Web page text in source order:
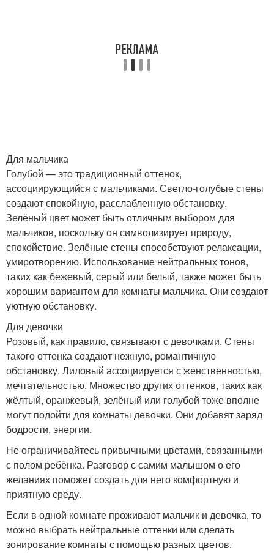
Для мальчика
Голубой — это традиционный оттенок,
ассоциирующийся с мальчиками. Светло-голубые стены
создают спокойную, расслабленную обстановку.
Зелёный цвет может быть отличным выбором для
мальчиков, поскольку он символизирует природу,
спокойствие. Зелёные стены способствуют релаксации,
умиротворению. Использование нейтральных тонов,
таких как бежевый, серый или белый, также может быть
хорошим вариантом для комнаты мальчика. Они создают
уютную обстановку.
Для девочки
Розовый, как правило, связывают с девочками. Стены
такого оттенка создают нежную, романтичную
обстановку. Лиловый ассоциируется с женственностью,
мечтательностью. Множество других оттенков, таких как
жёлтый, оранжевый, зелёный или голубой тоже вполне
могут подойти для комнаты девочки. Они добавят заряд
бодрости, энергии.
Не ограничивайтесь привычными цветами, связанными
с полом ребёнка. Разговор с самим малышом о его
желаниях поможет создать для него комфортную и
приятную среду.
Если в одной комнате проживают мальчик и девочка, то
можно выбрать нейтральные оттенки или сделать
зонирование комнаты с помощью разных цветов.